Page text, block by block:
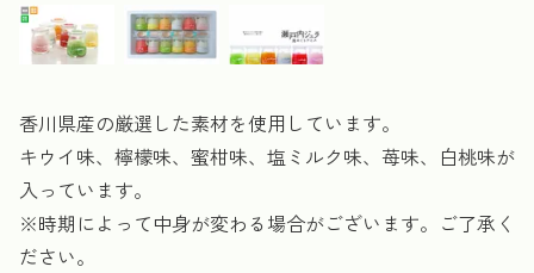
香川県産の厳選した素材を使用しています。
キウイ味、檸檬味、蜜柑味、塩ミルク味、苺味、白桃味が
入っています。
※時期によって中身が変わる場合がございます。ご了承く
ださい。